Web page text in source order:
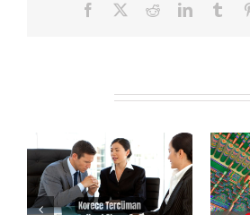
Facebook RedditLinkedIn